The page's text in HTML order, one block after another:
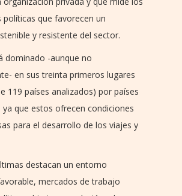
políticas que favorecen un
y resistente del sector.
dominado -aunque no
en sus treinta primeros lugares
119 países analizados) por países
que estos ofrecen condiciones
para el desarrollo de los viajes y
destacan un entorno
mercados de trabajo